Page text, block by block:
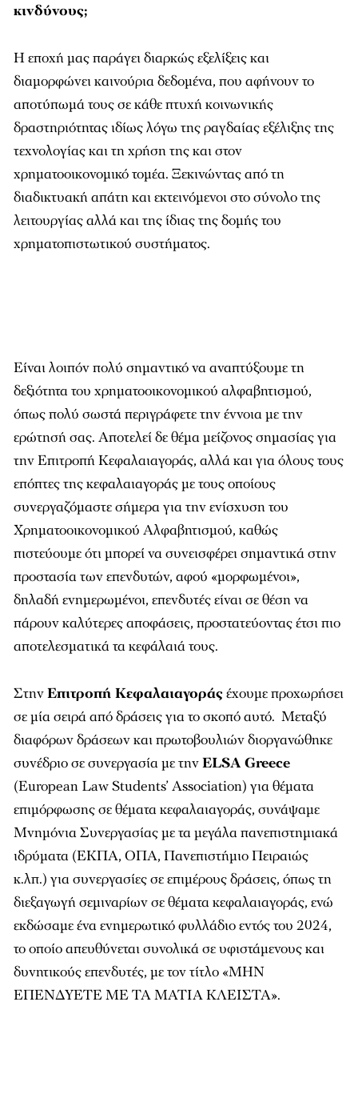
κινδύνους;
Η εποχή μας παράγει διαρκώς εξελίξεις και
διαμορφώνει καινούρια δεδομένα, που αφήνουν το
αποτύπωμά τους σε κάθε πτυχή κοινωνικής
δραστηριότητας ιδίως λόγω της ραγδαίας εξέλιξης της
τεχνολογίας και τη χρήση της και στον
χρηματοοικονομικό τομέα. Ξεκινώντας από τη
διαδικτυακή απάτη και εκτεινόμενοι στο σύνολο της
λειτουργίας αλλά και της ίδιας της δομής του
χρηματοπιστωτικού συστήματος.
Είναι λοιπόν πολύ σημαντικό να αναπτύξουμε τη
δεξιότητα του χρηματοοικονομικού αλφαβητισμού,
όπως πολύ σωστά περιγράφετε την έννοια με την
ερώτησή σας. Αποτελεί δε θέμα μείζονος σημασίας για
την Επιτροπή Κεφαλαιαγοράς, αλλά και για όλους τους
επόπτες της κεφαλαιαγοράς με τους οποίους
συνεργαζόμαστε σήμερα για την ενίσχυση του
Χρηματοοικονομικού Αλφαβητισμού, καθώς
πιστεύουμε ότι μπορεί να συνεισφέρει σημαντικά στην
προστασία των επενδυτών, αφού «μορφωμένοι»,
δηλαδή ενημερωμένοι, επενδυτές είναι σε θέση να
πάρουν καλύτερες αποφάσεις, προστατεύοντας έτσι πιο
αποτελεσματικά τα κεφάλαιά τους.
ΣτηνΕπιτροπή Κεφαλαιαγοράςέχουμε προχωρήσει
σε μία σειρά από δράσεις για το σκοπό αυτό. Μεταξύ
διαφόρων δράσεων και πρωτοβουλιών διοργανώθηκε
συνέδριο σε συνεργασία με τηνELSA Greece
(European Law Students’ Association) για θέματα
επιμόρφωσης σε θέματα κεφαλαιαγοράς, συνάψαμε
Μνημόνια Συνεργασίας με τα μεγάλα πανεπιστημιακά
ιδρύματα (ΕΚΠΑ, ΟΠΑ, Πανεπιστήμιο Πειραιώς
κ.λπ.) για συνεργασίες σε επιμέρους δράσεις, όπως τη
διεξαγωγή σεμιναρίων σε θέματα κεφαλαιαγοράς, ενώ
εκδώσαμε ένα ενημερωτικό φυλλάδιο εντός του 2024,
το οποίο απευθύνεται συνολικά σε υφιστάμενους και
δυνητικούς επενδυτές, με τον τίτλο «ΜΗΝ
ΕΠΕΝΔΥΕΤΕ ΜΕ ΤΑ ΜΑΤΙΑ ΚΛΕΙΣΤΑ».